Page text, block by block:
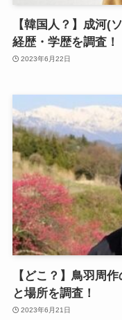
【韓国人？】成河(
経歴・学歴を調査！
2023年6月22日
【どこ？】鳥羽周
と場所を調査！
2023年6月21日